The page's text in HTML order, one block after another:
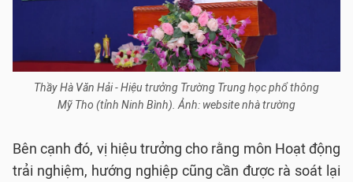
Thầy Hà Văn Hải - Hiệu trưởng Trường Trung học phổ thông
Mỹ Tho (tỉnh Ninh Bình). Ảnh: website nhà trường
Bên cạnh đó, vị hiệu trưởng cho rằng môn Hoạt động
trải nghiệm, hướng nghiệp cũng cần được rà soát lại